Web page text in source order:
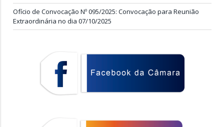
Ofício de Convocação Nº 095/2025: Convocação para Reunião
Extraordinária no dia 07/10/2025